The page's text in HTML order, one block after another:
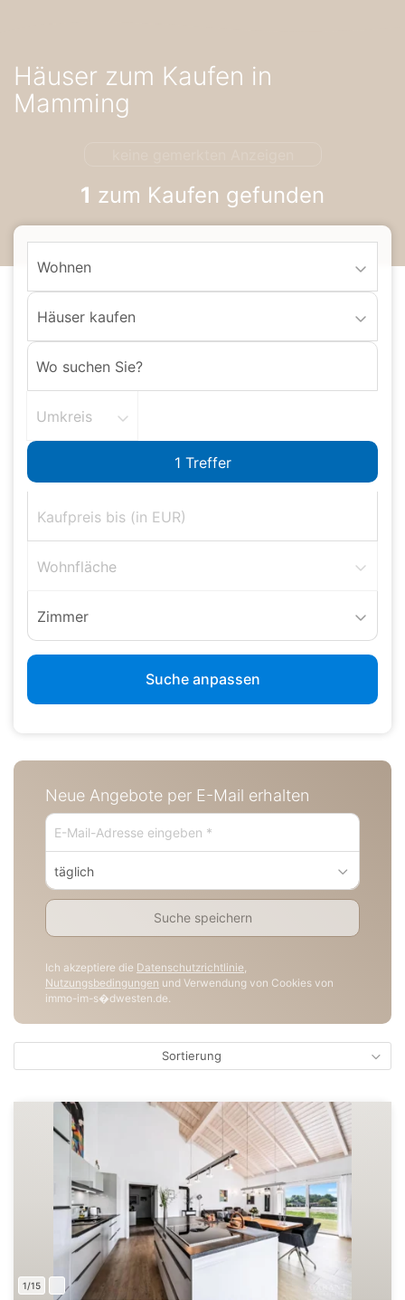
zur
Navigation
zum
Häuser zum Kaufen in
Mamming
1 zum Kaufen gefunden
Wohnen
Häuser kaufen
Umkreis
Wohnfläche
Zimmer
Suche anpassen
Neue Angebote per E-Mail erhalten
täglich
Suche speichern
Ich akzeptiere die Datenschutzrichtlinie,
Nutzungsbedingungen und Verwendung von Cookies von
immo-im-s�dwesten.de.
Sortierung
1/15